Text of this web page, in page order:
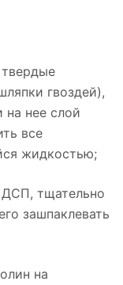
гвоздей),
на нее слой
все
жидкостью;
тщательно
зашпаклевать
на